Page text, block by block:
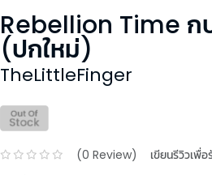
Rebellion Time กบ
(ปกใหม่)
TheLittleFinger
(0 Review) เขียนรีวิวเพื่อ